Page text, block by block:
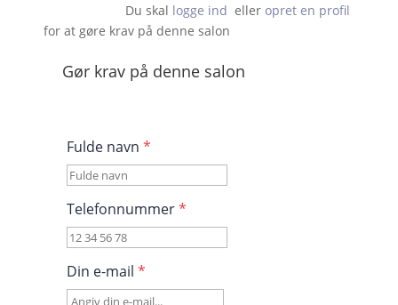
Du skal logge ind eller opret en profil
for at gøre krav på denne salon
Gør krav på denne salon
Fulde navn *
Telefonnummer*
Din e-mail *